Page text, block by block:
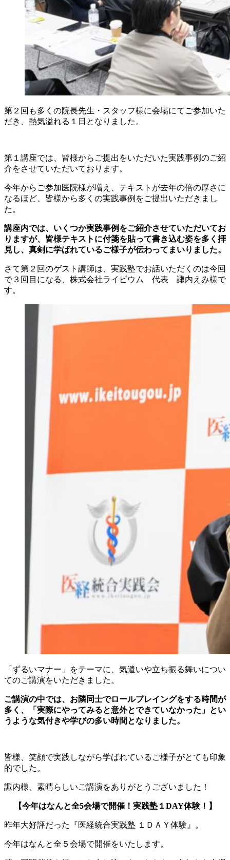
第２回も多くの院長先生・スタッフ様に会場にてご参加いた
だき、熱気溢れる１日となりました。
第１講座では、皆様からご提出をいただいた実践事例のご紹
介をさせていただいております。
今年からご参加医院様が増え、テキストが去年の倍の厚さに
なるほど、皆様から多くの実践事例をご提出いただきまし
た。
講座内では、いくつか実践事例をご紹介させていただいてお
りますが、皆様テキストに付箋を貼って書き込む姿を多く拝
見し、真剣に学ばれているご様子が伝わってまいりました。
さて第２回のゲスト講師は、実践塾でお話いただくのは今回
で３回目になる、株式会社ライビウム 代表 諏内えみ様で
す。
「ずるいマナー」をテーマに、気遣いや立ち振る舞いについ
てのご講演をいただきました。
ご講演の中では、お隣同士でロールプレイングをする時間が
多く、「実際にやってみると意外とできていなかった」とい
うような気付きや学びの多い時間となりました。
皆様、笑顔で実践しながら学ばれているご様子がとても印象
的でした。
諏内様、素晴らしいご講演をありがとうございました！
【今年はなんと全5会場で開催！実践塾１DAY体験！】
昨年大好評だった『医経統合実践塾 １ＤＡＹ体験』。
今年はなんと全５会場で開催をいたします。